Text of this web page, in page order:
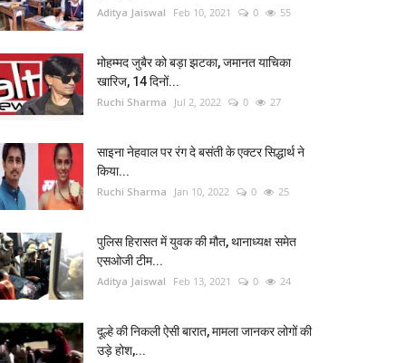
Aditya Jaiswal Feb 10, 2021 0 55
मोहम्मद जुबैर को बड़ा झटका, जमानत याचिका
खारिज, 14 दिनों...
Ruchi Sharma Jul 2, 2022 0 27
साइना नेहवाल पर रंग दे बसंती के एक्टर सिद्धार्थ ने
किया...
Ruchi Sharma Jan 10, 2022 0 25
पुलिस हिरासत में युवक की मौत, थानाध्यक्ष समेत
एसओजी टीम...
Aditya Jaiswal Feb 13, 2021 0 24
दूल्हे की निकली ऐसी बारात, मामला जानकर लोगों की
उड़े होश,...